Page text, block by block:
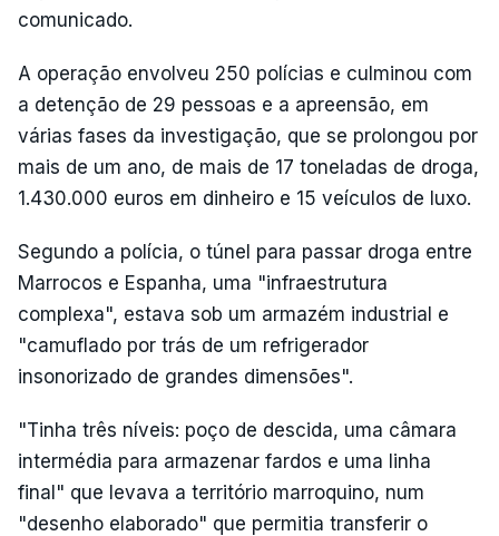
comunicado.
A operação envolveu 250 polícias e culminou com
a detenção de 29 pessoas e a apreensão, em
várias fases da investigação, que se prolongou por
mais de um ano, de mais de 17 toneladas de droga,
1.430.000 euros em dinheiro e 15 veículos de luxo.
Segundo a polícia, o túnel para passar droga entre
Marrocos e Espanha, uma "infraestrutura
complexa", estava sob um armazém industrial e
"camuflado por trás de um refrigerador
insonorizado de grandes dimensões".
"Tinha três níveis: poço de descida, uma câmara
intermédia para armazenar fardos e uma linha
final" que levava a território marroquino, num
"desenho elaborado" que permitia transferir o